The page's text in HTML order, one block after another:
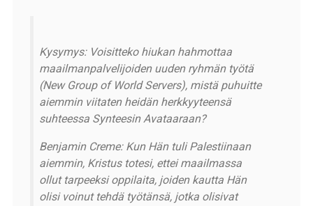
Kysymys: Voisitteko hiukan hahmottaa
maailmanpalvelijoiden uuden ryhmän työtä
(New Group of World Servers), mistä puhuitte
aiemmin viitaten heidän herkkyyteensä
suhteessa Synteesin Avataaraan?
Benjamin Creme: Kun Hän tuli Palestiinaan
aiemmin, Kristus totesi, ettei maailmassa
ollut tarpeeksi oppilaita, joiden kautta Hän
olisi voinut tehdä työtänsä, jotka olisivat